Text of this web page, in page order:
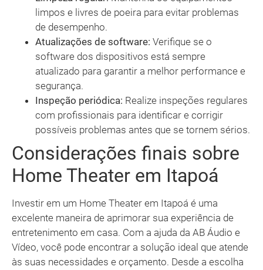
limpos e livres de poeira para evitar problemas
de desempenho.
Atualizações de software: Verifique se o
software dos dispositivos está sempre
atualizado para garantir a melhor performance e
segurança.
Inspeção periódica: Realize inspeções regulares
com profissionais para identificar e corrigir
possíveis problemas antes que se tornem sérios.
Considerações finais sobre
Home Theater em Itapoá
Investir em um Home Theater em Itapoá é uma
excelente maneira de aprimorar sua experiência de
entretenimento em casa. Com a ajuda da AB Áudio e
Vídeo, você pode encontrar a solução ideal que atende
às suas necessidades e orçamento. Desde a escolha